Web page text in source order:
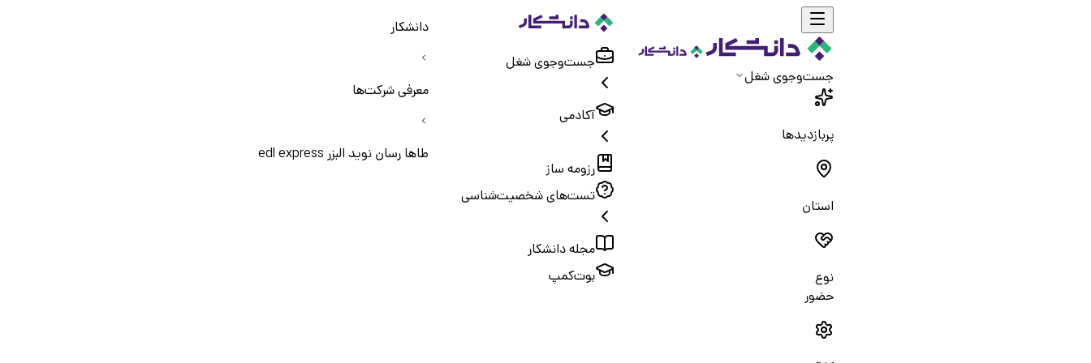
جست‌و‌جوی شغل
پربازدیدها
استان
نوع
حضور
جست‌و‌جوی شغل
آکادمی
رزومه ساز
تست‌های شخصیت‌شناسی
مجله دانشکار
بوت‌کمپ
دانشکار
معرفی شرکت‌ها
طاها رسان نوید البزر edl express